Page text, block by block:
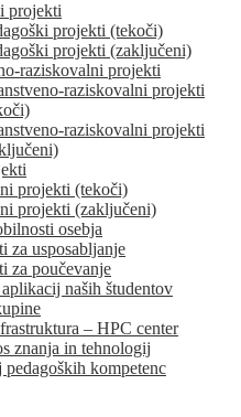
projekti
projekti (tekoči)
projekti (zaključeni)
raziskovalni projekti
raziskovalni projekti
raziskovalni projekti
projekti (tekoči)
projekti (zaključeni)
osebja
za usposabljanje
za poučevanje
naših študentov
– HPC center
znanja in tehnologij
pedagoških kompetenc